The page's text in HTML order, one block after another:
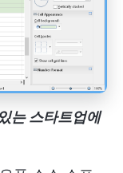
는 스타트업에